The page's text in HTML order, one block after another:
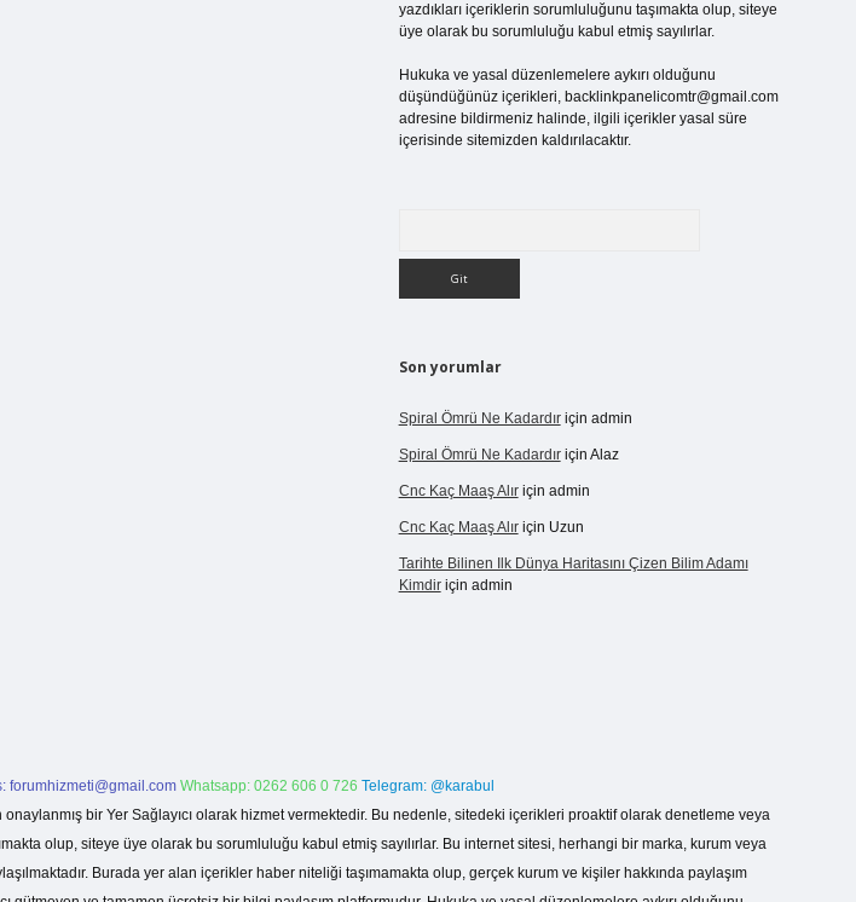
yazdıkları içeriklerin sorumluluğunu taşımakta olup, siteye
üye olarak bu sorumluluğu kabul etmiş sayılırlar.
Hukuka ve yasal düzenlemelere aykırı olduğunu
düşündüğünüz içerikleri, backlinkpanelicomtr@gmail.com
adresine bildirmeniz halinde, ilgili içerikler yasal süre
içerisinde sitemizden kaldırılacaktır.
Son yorumlar
Spiral Ömrü Ne Kadardıriçin admin
Spiral Ömrü Ne Kadardıriçin Alaz
Cnc Kaç Maaş Alıriçin admin
Cnc Kaç Maaş Alıriçin Uzun
Tarihte Bilinen Ilk Dünya Haritasını Çizen Bilim Adamı
Kimdiriçin admin
forumhizmeti@gmail.com Whatsapp: 0262 606 0 726 Telegram: @karabul
bir Yer Sağlayıcı olarak hizmet vermektedir. Bu nedenle, sitedeki içerikleri proaktif olarak denetleme veya
olup, siteye üye olarak bu sorumluluğu kabul etmiş sayılırlar. Bu internet sitesi, herhangi bir marka, kurum veya
Burada yer alan içerikler haber niteliği taşımamakta olup, gerçek kurum ve kişiler hakkında paylaşım